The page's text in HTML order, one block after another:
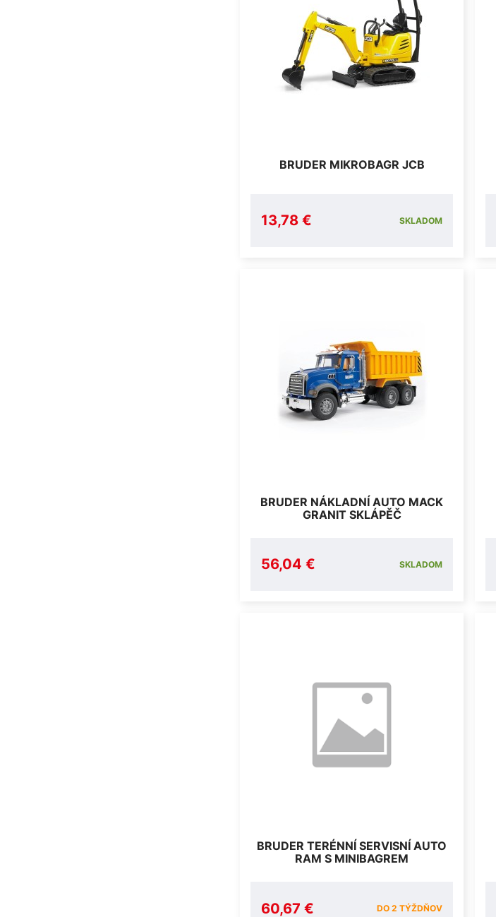
BRUDER MIKROBAGR JCB
13,78 € SKLADOM
BRUDER NÁKLADNÍ AUTO MACK
GRANIT SKLÁPĚČ
56,04 € SKLADOM
BRUDER TERÉNNÍ SERVISNÍ AUTO
RAM S MINIBAGREM
60,67 € DO 2 TÝŽDŇOV